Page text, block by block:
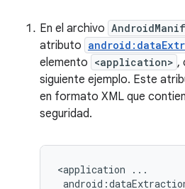
En el archivo
atributo
elemento <application> ,
siguiente ejemplo. Este
en formato XML que
seguridad.
<application